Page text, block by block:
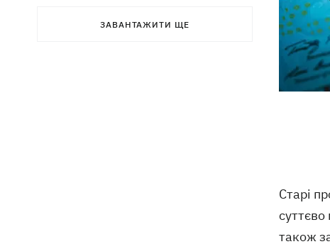
блискавки просто на полі
ЗАВАНТАЖИТИ ЩЕ
Старі
також